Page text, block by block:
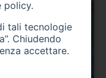
policy.
tali tecnologie
Chiudendo
accettare.